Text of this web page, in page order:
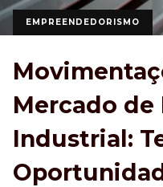
EMPREENDEDORISMO
Mercado de
Industrial: